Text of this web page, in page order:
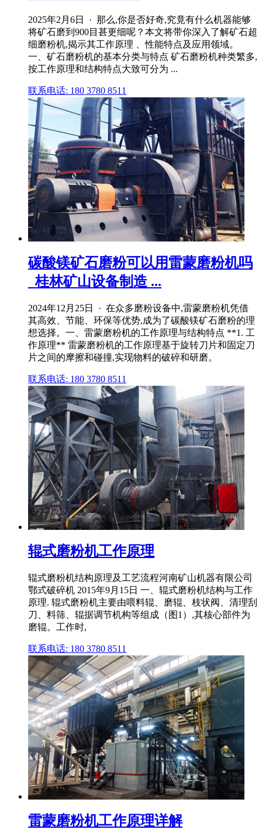
2025年2月6日 · 那么,你是否好奇,究竟有什么机器能够
将矿石磨到900目甚更细呢？本文将带你深入了解矿石超
细磨粉机,揭示其工作原理 、性能特点及应用领域。
一、矿石磨粉机的基本分类与特点 矿石磨粉机种类繁多,
按工作原理和结构特点大致可分为 ...
联系电话: 180 3780 8511
碳酸镁矿石磨粉可以用雷蒙磨粉机吗
_桂林矿山设备制造 ...
2024年12月25日 · 在众多磨粉设备中,雷蒙磨粉机凭借
其高效、节能、环保等优势,成为了碳酸镁矿石磨粉的理
想选择。一、雷蒙磨粉机的工作原理与结构特点 **1. 工
作原理** 雷蒙磨粉机的工作原理基于旋转刀片和固定刀
片之间的摩擦和碰撞,实现物料的破碎和研磨。
联系电话: 180 3780 8511
辊式磨粉机工作原理
辊式磨粉机结构原理及工艺流程河南矿山机器有限公司
鄂式破碎机 2015年9月15日 一、辊式磨粉机结构与工作
原理. 辊式磨粉机主要由喂料辊、磨辊、枝状阀、清理刮
刀、料筛、辊据调节机构等组成（图1）,其核心部件为
磨辊。工作时,
联系电话: 180 3780 8511
雷蒙磨粉机工作原理详解